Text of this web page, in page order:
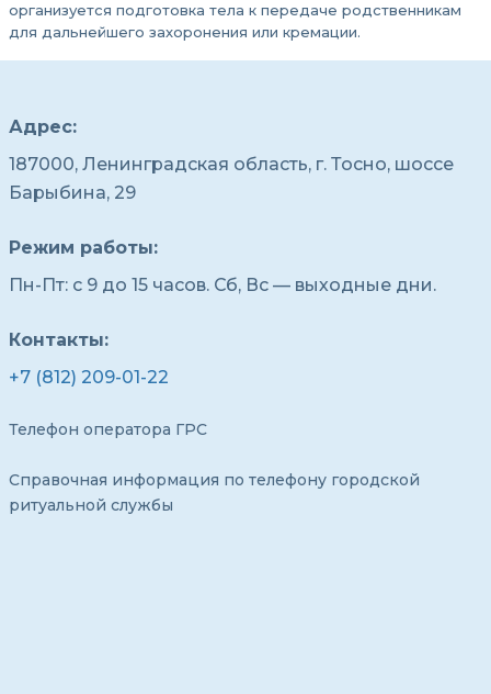
организуется подготовка тела к передаче родственникам
для дальнейшего захоронения или кремации.
Адрес:
187000, Ленинградская область, г. Тосно, шоссе
Барыбина, 29
Режим работы:
Пн-Пт: с 9 до 15 часов. Сб, Вс — выходные дни.
Контакты:
+7 (812) 209-01-22
Телефон оператора ГРС
Справочная информация по телефону городской
ритуальной службы